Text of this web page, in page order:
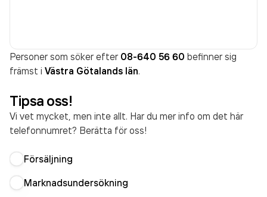
Personer som söker efter 08-640 56 60 befinner sig
främst i Västra Götalands län.
Tipsa oss!
Vi vet mycket, men inte allt. Har du mer info om det här
telefonnumret? Berätta för oss!
Försäljning
Marknadsundersökning